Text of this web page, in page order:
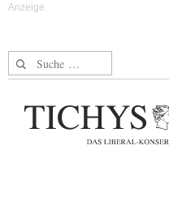
Suche nach: